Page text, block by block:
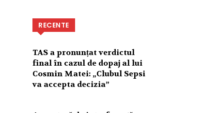
RECENTE
TAS a pronunțat verdictul
final în cazul de dopaj al lui
Cosmin Matei: „Clubul Sepsi
va accepta decizia”